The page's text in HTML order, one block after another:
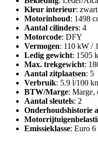
Kleur interieur: zwart
Motorinhoud: 1498
Aantal cilinders: 4
Motorcode: DFY
Vermogen: 110 kW /
Ledig gewicht: 1505
Max. trekgewicht:
Aantal zitplaatsen: 5
Verbruik: 5.9 l/100
BTW/Marge: Marge,
Aantal sleutels: 2
Onderhoudshistorie
Emissieklasse: Euro 6